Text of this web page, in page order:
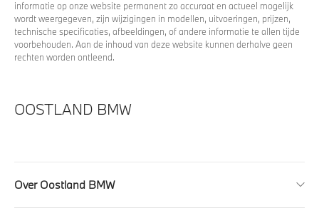
informatie op onze website permanent zo accuraat en actueel mogelijk
wordt weergegeven, zijn wijzigingen in modellen, uitvoeringen, prijzen,
technische specificaties, afbeeldingen, of andere informatie te allen tijde
voorbehouden. Aan de inhoud van deze website kunnen derhalve geen
rechten worden ontleend.
OOSTLAND BMW
Over Oostland BMW